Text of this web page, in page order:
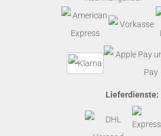
Lieferdienste: